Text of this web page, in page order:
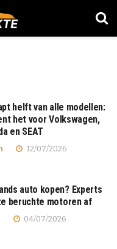
helft van alle modellen:
het voor Volkswagen,
en SEAT
12/07/2026
auto kopen? Experts
beruchte motoren af
04/07/2026